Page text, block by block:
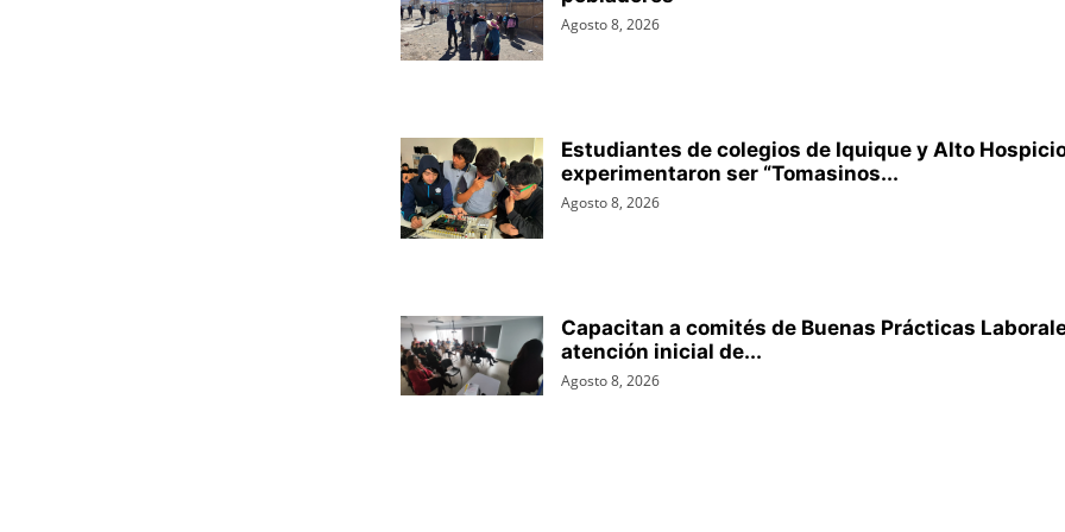
Agosto 8, 2026
Estudiantes de colegios de Iquique y Alto
experimentaron ser “Tomasinos...
Agosto 8, 2026
Capacitan a comités de Buenas Prácticas
atención inicial de...
Agosto 8, 2026